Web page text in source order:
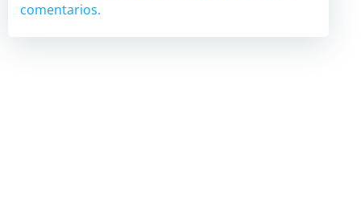
comentarios.